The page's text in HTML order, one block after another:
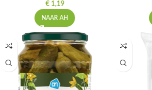
€1,19
NAAR AH